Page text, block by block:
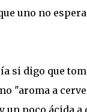
uno no espera
si digo que
"aroma a
un poco ácida